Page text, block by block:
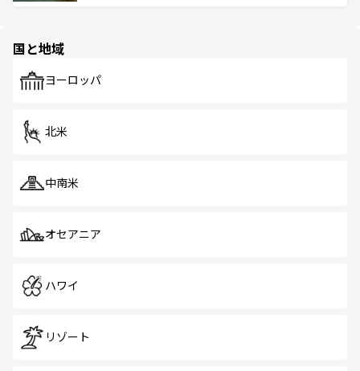
で、ホーカーズは地元の風情を楽しめる外せないスポット
国と地域
ヨーロッパ
北米
中南米
オセアニア
ハワイ
リゾート